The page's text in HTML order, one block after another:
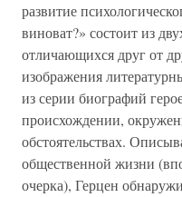
развитие
виноват?» состоит из
отличающихся друг от
изображения
из серии биографий
происхождении,
обстоятельствах.
общественной жизни
очерка), Герцен